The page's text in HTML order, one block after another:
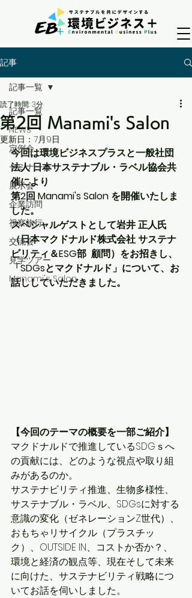
記事
記事一覧
NEWS
定例会
セミナー会
展示会
企業訪問
視察旅行
交流会
見学ツアー
Manami's Salon
記事一覧
第2回 Manami's Salon
読了時間: 3分
更新日： 7月9日
今回は環境ビジネスプラスと一般社団
法人 日本サステナブル・ラベル協会共
催により
第2回 Manami's Salon を開催いたしま
した。
スペシャルゲストとして岩井 正人氏
（日本マクドナルド株式会社 サステナ
ビリティ＆ESG部  顧問）をお招きし、
「SDGsとマクドナルド」について、お
話ししていただきました。
【今回のテーマの概要を一部ご紹介】
マクドナルドで推進しているSDGｓへ
の貢献には、どのような視点や取り組
みがあるのか。
サステナビリティ推進、生物多様性、
サステナブル・ラベル、SDGsに対する
意識の変化（ゼネレーションZ世代）、
おもちゃリサイクル（プラスチッ
ク）、OUTSIDE IN、コストか否か？、
環境と経済の観点等、現在そして未来
に向けた、サステナビリティ戦略につ
いてお話を伺いしました。